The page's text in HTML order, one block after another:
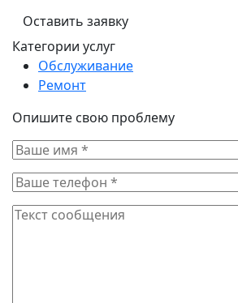
Оставить заявку
Категории услуг
Обслуживание
Ремонт
Опишите свою проблему